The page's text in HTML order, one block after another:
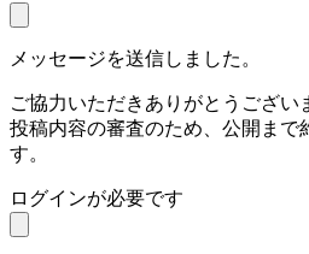
メッセージを送信しました。
ご協力いただきありがとうござい
投稿内容の審査のため、公開まで
す。
ログインが必要です